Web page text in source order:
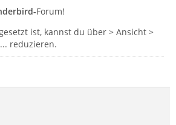
Content-Type: 	multipart/alternative;
Forum!
ist, kannst du über > Ansicht >
reduzieren.